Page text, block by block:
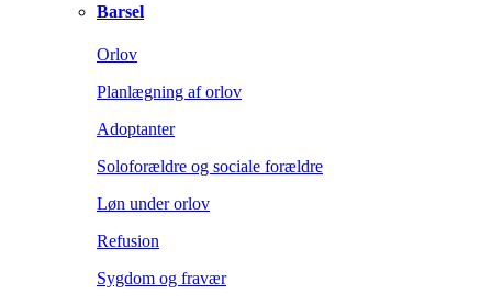
Barsel
Orlov
Planlægning af orlov
Adoptanter
Soloforældre og sociale forældre
Løn under orlov
Refusion
Sygdom og fravær